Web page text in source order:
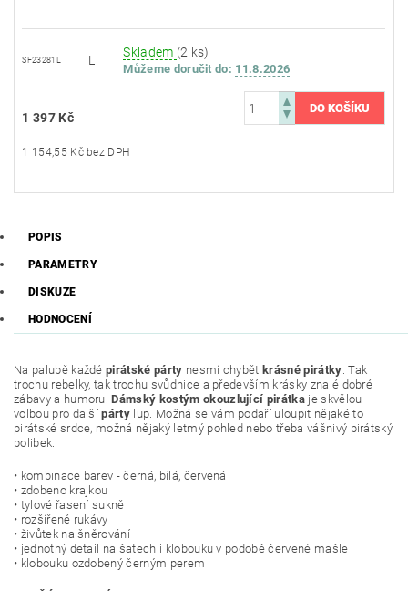
SF23281L L
Skladem (2 ks)
Můžeme doručit do: 11.8.2026
1 397 Kč
1 154,55 Kč bez DPH
POPIS
PARAMETRY
DISKUZE
HODNOCENÍ
Na palubě každépirátské párty nesmí chybět krásné pirátky. Tak
trochu rebelky, tak trochu svůdnice a především krásky znalé dobré
zábavy a humoru.Dámský kostým okouzlující pirátka je skvělou
volbou pro dalšípárty lup. Možná se vám podaří uloupit nějaké to
pirátské srdce, možná nějaký letmý pohled nebo třeba vášnivý pirátský
polibek.
• kombinace barev - černá, bílá, červená
• zdobeno krajkou
• tylové řasení sukně
• rozšířené rukávy
• živůtek na šněrování
• jednotný detail na šatech i klobouku v podobě červené mašle
• klobouku ozdobený černým perem